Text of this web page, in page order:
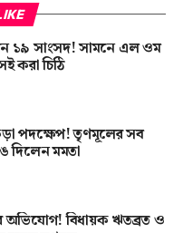
১৯ সাংসদ! সামনে এল ওম
করা চিঠি
পদক্ষেপ! তৃণমূলের সব
দিলেন মমতা
অভিযোগ! বিধায়ক ঋতব্রত ও